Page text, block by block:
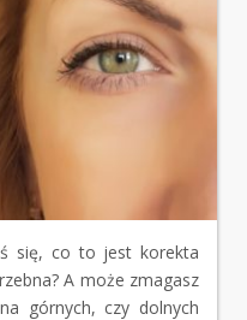
się, co to jest korekta
A może zmagasz
górnych, czy dolnych